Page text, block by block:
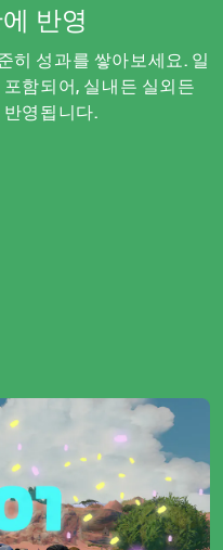
반영
히 성과를 쌓아보세요. 일
함되어, 실내든 실외든
영됩니다.